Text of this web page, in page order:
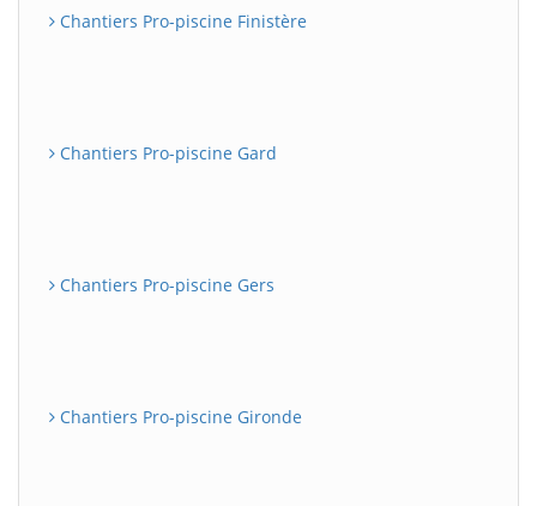
Chantiers Pro-piscine Finistère
Chantiers Pro-piscine Gard
Chantiers Pro-piscine Gers
Chantiers Pro-piscine Gironde